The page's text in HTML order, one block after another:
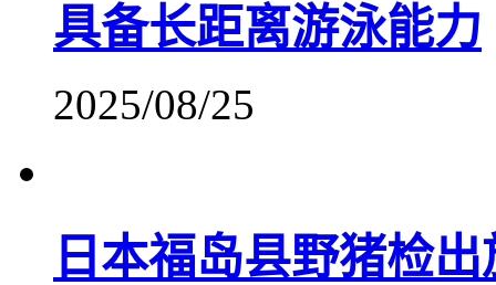
具备长距离游泳能力
2025/08/25
日本福岛县野猪检